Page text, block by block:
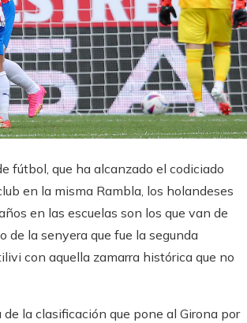
fútbol, que ha alcanzado el codiciado
en la misma Rambla, los holandeses
en las escuelas son los que van de
la senyera que fue la segunda
con aquella zamarra histórica que no
la clasificación que pone al Girona por